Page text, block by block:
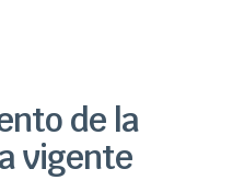
de la
vigente